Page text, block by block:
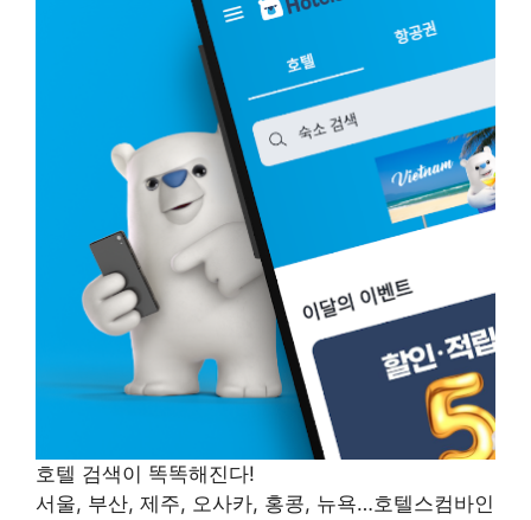
호텔 검색이 똑똑해진다!
서울, 부산, 제주, 오사카, 홍콩, 뉴욕…호텔스컴바인